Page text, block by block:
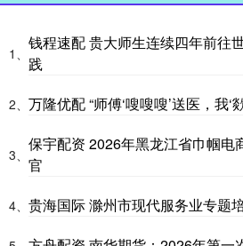
1、
钱程速配 贵大师生连续四年前往
践
2、 万隆优配 “师傅‘嗖嗖嗖’送医，我‘
3、
保宇配资 2026年黑龙江省巾帼电
官
4、 贵海国际 滁州市现代服务业专题